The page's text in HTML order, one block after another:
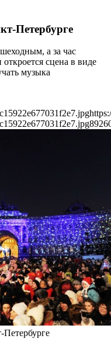
Петербурге
а за час
сцена в виде
музыка
892